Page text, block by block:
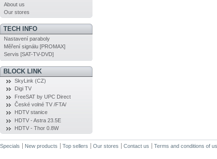
About us
Our stores
TECH INFO
Nastavení paraboly
Měření signálu [PROMAX]
Servis [SAT-TV-DVD]
BLOCK LINK
SkyLink (CZ)
Digi TV
FreeSAT by UPC Direct
České volné TV /FTA/
HDTV stanice
HDTV - Astra 23.5E
HDTV - Thor 0.8W
Specials New products Top sellers Our stores Contact us Terms and conditions of